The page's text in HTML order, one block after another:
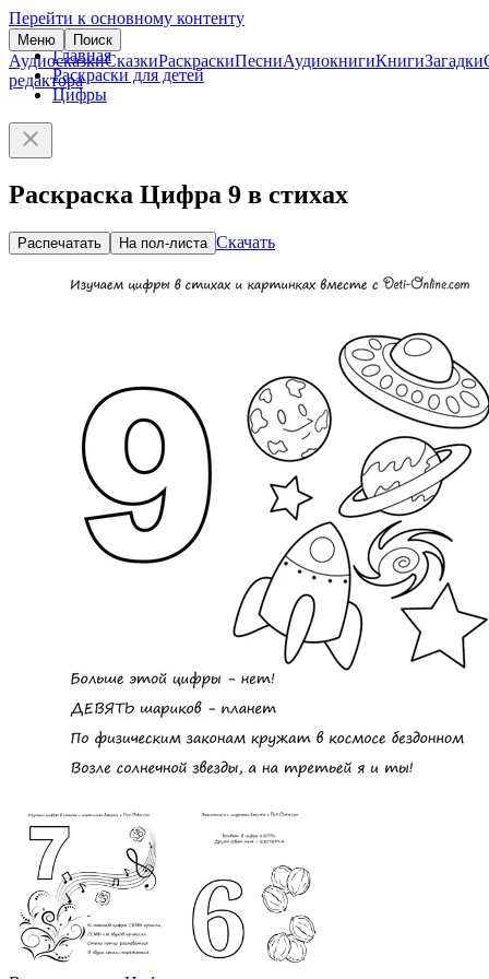
Перейти к основному контенту
Меню Поиск
АудиосказкиСказкиРаскраскиПесниАудиокнигиКнигиЗагадки
редактора
Главная
Раскраски для детей
Цифры
Раскраска Цифра 9 в стихах
Распечатать На пол-листа Скачать